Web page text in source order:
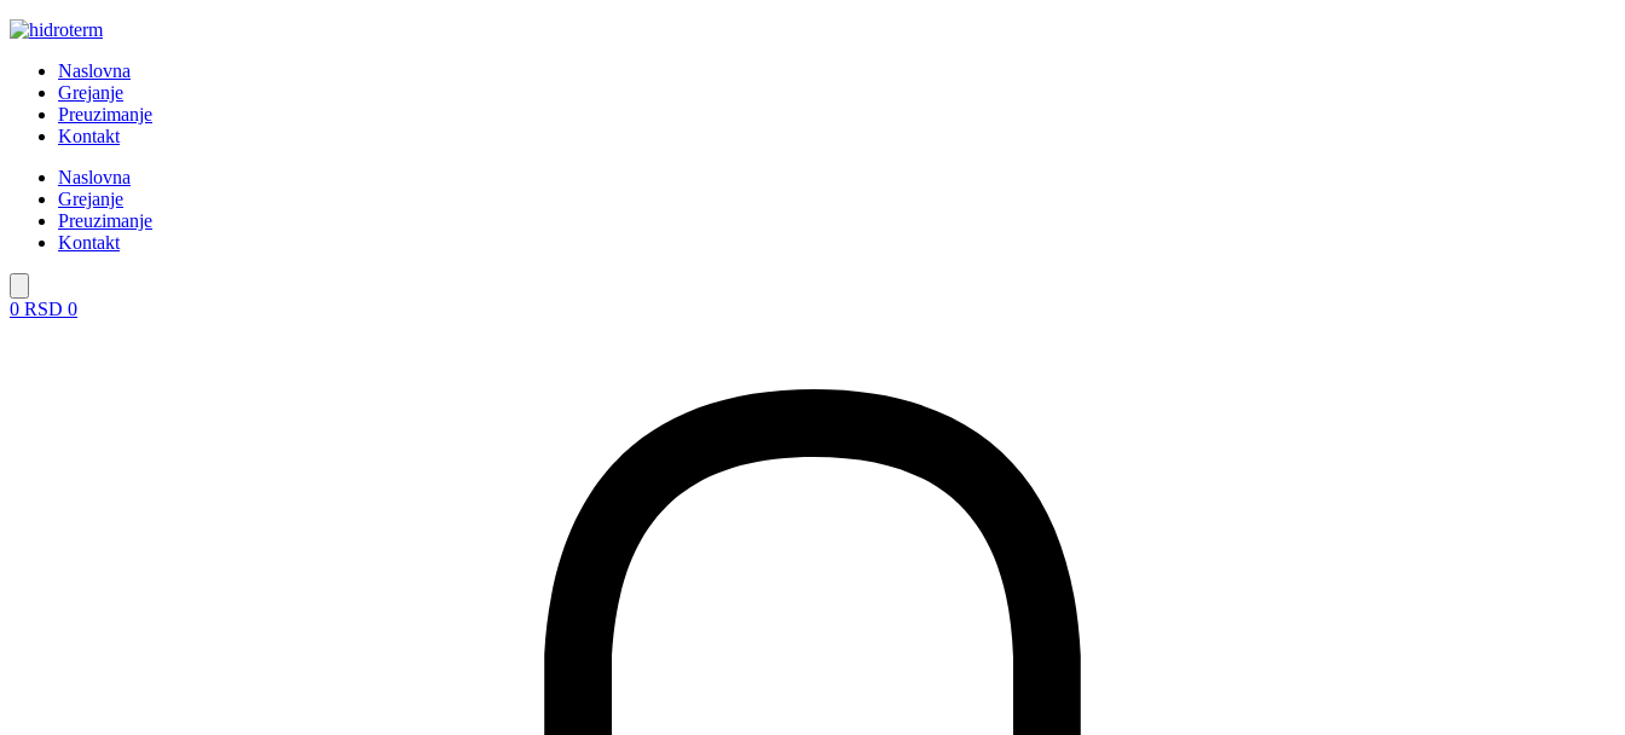
Naslovna
Grejanje
Preuzimanje
Kontakt
Naslovna
Grejanje
Preuzimanje
Kontakt
0 RSD 0